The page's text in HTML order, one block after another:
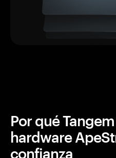
Por qué
hardware
confianza